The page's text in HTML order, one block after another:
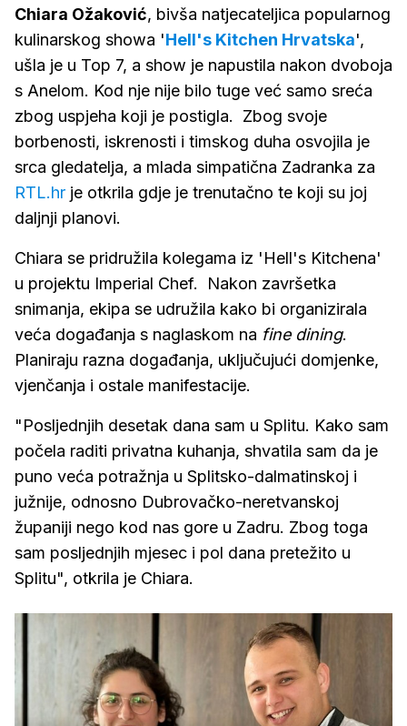
Time
Chiara Ožaković, bivša natjecateljica popularnog
kulinarskog showa 'Hell's Kitchen Hrvatska',
ušla je u Top 7, a show je napustila nakon dvoboja
s Anelom. Kod nje nije bilo tuge već samo sreća
zbog uspjeha koji je postigla. Zbog svoje
borbenosti, iskrenosti i timskog duha osvojila je
srca gledatelja, a mlada simpatična Zadranka za
RTL.hr je otkrila gdje je trenutačno te koji su joj
daljnji planovi.
Chiara se pridružila kolegama iz 'Hell's Kitchena'
u projektu Imperial Chef. Nakon završetka
snimanja, ekipa se udružila kako bi organizirala
veća događanja s naglaskom na fine dining.
Planiraju razna događanja, uključujući domjenke,
vjenčanja i ostale manifestacije.
"Posljednjih desetak dana sam u Splitu. Kako sam
počela raditi privatna kuhanja, shvatila sam da je
puno veća potražnja u Splitsko-dalmatinskoj i
južnije, odnosno Dubrovačko-neretvanskoj
županiji nego kod nas gore u Zadru. Zbog toga
sam posljednjih mjesec i pol dana pretežito u
Splitu", otkrila je Chiara.